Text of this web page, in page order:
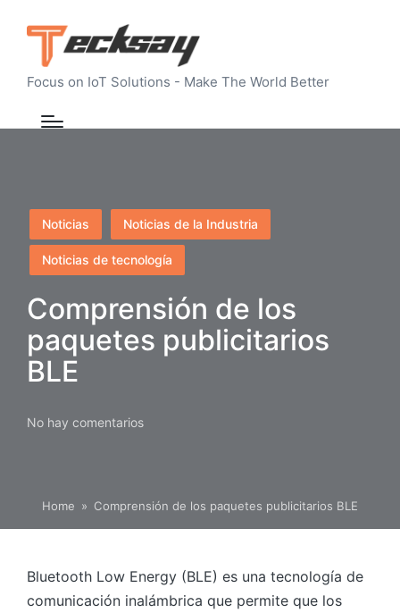
Focus on IoT Solutions - Make The World Better
Publicado
en
Noticias Noticias de la Industria
Noticias de tecnología
Comprensión de los
paquetes publicitarios
BLE
No hay comentarios
Home » Comprensión de los paquetes publicitarios BLE
Bluetooth Low Energy (BLE) es una tecnología de
comunicación inalámbrica que permite que los